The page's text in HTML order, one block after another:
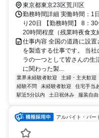
東京都東京23区荒川区
勤務時間詳細 実働時間：1
り20日 【勤務時間】 8：
20時間程度（残業時夜食支
仕事内容 全国の道路に設
を製造する仕事です。 当
ラの一つとして皆さんの生
に関わった製...
業界未経験者歓迎 主婦・主夫歓迎
経験不問
未経験者歓迎 住宅手当
駅近5分以内
土日祝休み 服装自由
アルバイト・パー